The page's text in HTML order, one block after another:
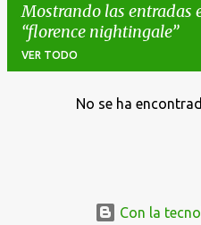
Mostrando las entradas
florence nightingale
VER TODO
No se ha
Con la